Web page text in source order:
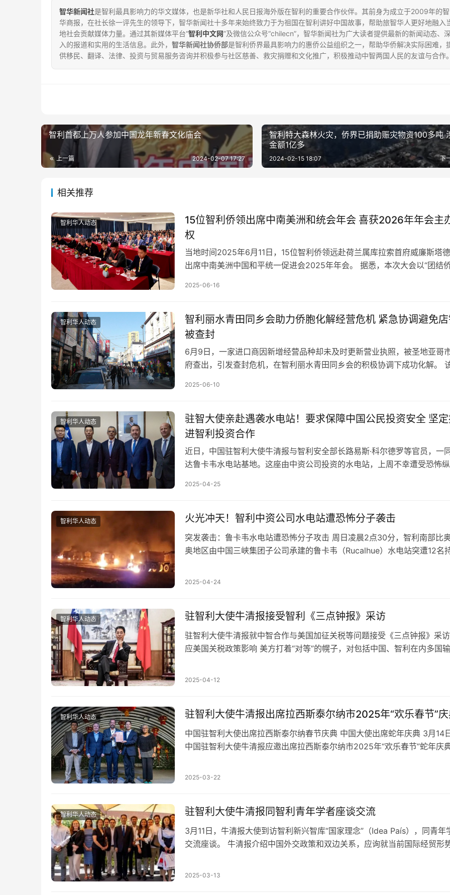
智华新闻社是智利最具影响力的华文媒体，也是新华社和人民日报海外版在智利的重要合作伙伴。其前身为成立于2009年的智
华商报，在社长徐一评先生的领导下，智华新闻社十多年来始终致力于为祖国在智利讲好中国故事，帮助旅智华人更好地融入
地社会贡献媒体力量。通过其新媒体平台“智利中文网”及微信公众号“chilecn”，智华新闻社为广大读者提供最新的新闻动态、深
入的报道和实用的生活信息。此外， 智华新闻社协侨部是智利侨界最具影响力的惠侨公益组织之一，帮助华侨解决实际困难，
供移民、翻译、法律、投资与贸易服务咨询并积极参与社区慈善、救灾捐赠和文化推广，积极推动中智两国人民的友谊与合作。
智利首都上万人参加中国龙年新春文化庙会
上一篇 2024-02-07 17:27
智利特大森林火灾，侨界已捐助赈灾物资100多吨
金额1亿多
下
2024-02-15 18:07
相关推荐
智利华人动态
15位智利侨领出席中南美洲和统会年会 喜获2026年年会主
权
当地时间2025年6月11日，15位智利侨领远赴荷兰属库拉索首府威廉斯塔德
出席中南美洲中国和平统一促进会2025年年会。 据悉，本次大会以“团结
2025-06-16
智利华人动态
智利丽水青田同乡会助力侨胞化解经营危机 紧急协调避免
被查封
6月9日，一家进口商因新增经营品种却未及时更新营业执照，被圣地亚哥
府查出，引发查封危机，在智利丽水青田同乡会的积极协调下成功化解。
2025-06-10
智利华人动态
驻智大使亲赴遇袭水电站！要求保障中国公民投资安全 坚
进智利投资合作
近日，中国驻智利大使牛清报与智利安全部长路易斯·科尔德罗等官员，一
达鲁卡韦水电站基地。这座由中资公司投资的水电站，上周不幸遭受恐怖纵
2025-04-25
智利华人动态 火光冲天！智利中资公司水电站遭恐怖分子袭击
突发袭击：鲁卡韦水电站遭恐怖分子攻击 周日凌晨2点30分，智利南部比
奥地区由中国三峡集团子公司承建的鲁卡韦（Rucalhue）水电站突遭12名
2025-04-24
智利华人动态 驻智利大使牛清报接受智利《三点钟报》采访
驻智利大使牛清报就中智合作与美国加征关税等问题接受《三点钟报》采
应美国关税政策影响 美方打着“对等”的幌子，对包括中国、智利在内多国
2025-04-12
智利华人动态 驻智利大使牛清报出席拉西斯泰尔纳市2025年“欢乐春节”
中国驻智利大使出席拉西斯泰尔纳春节庆典 中国大使出席蛇年庆典 3月14日
中国驻智利大使牛清报应邀出席拉西斯泰尔纳市2025年“欢乐春节”蛇年庆
2025-03-22
智利华人动态 驻智利大使牛清报同智利青年学者座谈交流
3月11日，牛清报大使到访智利新兴智库“国家理念”（Idea País），同青年
交流座谈。 牛清报介绍中国外交政策和双边关系，应询就当前国际经贸形
2025-03-13